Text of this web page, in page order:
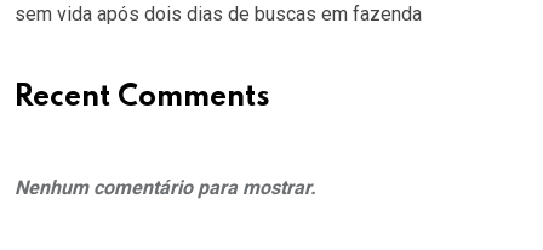
sem vida após dois dias de buscas em fazenda
Recent Comments
Nenhum comentário para mostrar.